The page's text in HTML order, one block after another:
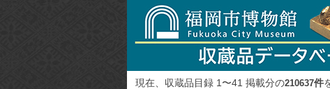
現在、収蔵品目録 1〜41 掲載分の210637件